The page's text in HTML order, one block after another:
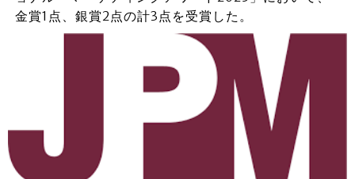
金賞1点、銀賞2点の計3点を受賞した。